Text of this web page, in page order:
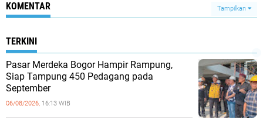
KOMENTAR Tampilkan
TERKINI
Pasar Merdeka Bogor Hampir Rampung,
Siap Tampung 450 Pedagang pada
September
06/08/2026, 16:13 WIB